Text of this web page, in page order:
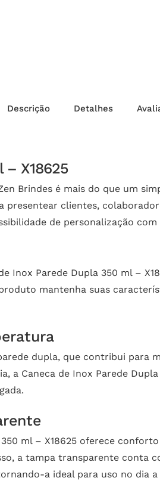
Descrição Detalhes
– X18625
Brindes é mais do que um
clientes,
de personalização
Inox Parede Dupla 350 ml –
mantenha suas
dupla, que contribui
a Caneca de Inox Parede
ml – X18625 oferece
a tampa transparente
a ideal para uso no dia a